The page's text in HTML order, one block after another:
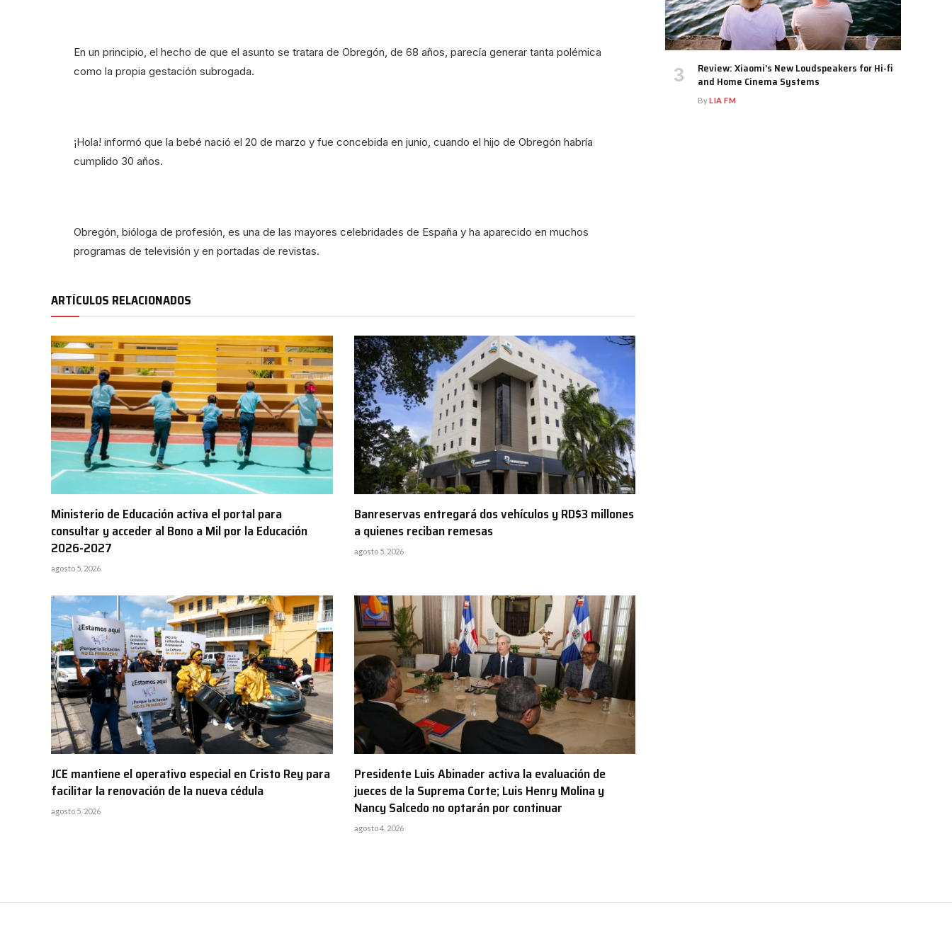
En un principio, el hecho de que el asunto se tratara de Obregón, de 68 años, parecía generar tanta polémica
como la propia gestación subrogada.
¡Hola! informó que la bebé nació el 20 de marzo y fue concebida en junio, cuando el hijo de Obregón habría
cumplido 30 años.
Obregón, bióloga de profesión, es una de las mayores celebridades de España y ha aparecido en muchos
programas de televisión y en portadas de revistas.
ARTÍCULOS RELACIONADOS
Ministerio de Educación activa el portal para
consultar y acceder al Bono a Mil por la Educación
2026-2027
agosto 5, 2026
Banreservas entregará dos vehículos y RD$3 millones
a quienes reciban remesas
agosto 5, 2026
JCE mantiene el operativo especial en Cristo Rey para
facilitar la renovación de la nueva cédula
agosto 5, 2026
Presidente Luis Abinader activa la evaluación de
jueces de la Suprema Corte; Luis Henry Molina y
Nancy Salcedo no optarán por continuar
agosto 4, 2026
Review: Xiaomi’s New Loudspeakers for Hi-fi
and Home Cinema Systems
ByLIA FM